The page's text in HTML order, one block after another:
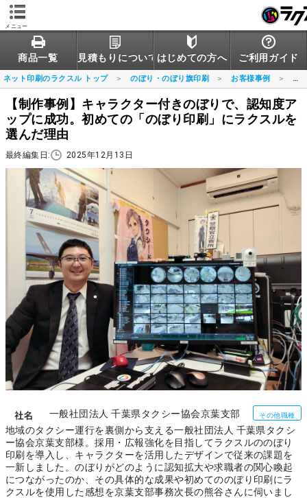
メニュー
商品一覧 見積もりについてはじめての方へ ご利用ガイド
ネット印刷のラクスル トップ のぼり・のぼり旗印刷 お客様事例 一
【制作事例】キャラクター付きのぼりで、認知度ア
ップに成功。初めての「のぼり印刷」にラクスルを
選んだ理由
最終編集日: 2025年12月13日
一般社団法人 千葉県タクシー協会京葉支部 その他職種
地域のタクシー運行を裏側から支える一般社団法人 千葉県タクシ
ー協会京葉支部様。採用・広報強化を目指してラクスルののぼり
印刷を導入し、キャラクターを活用したデザインで従来の課題を
一新しました。のぼりがどのように認知拡大や求職者の関心喚起
につながったのか、その具体的な成果や初めてののぼり印刷にラ
クスルを使用した感想を京葉支部事務次長の熊谷さんに伺いまし